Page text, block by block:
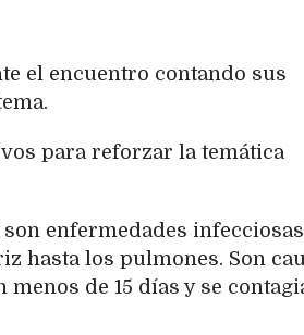
el encuentro contando sus
para reforzar la temática
enfermedades
hasta los pulmones. Son
de 15 días y se